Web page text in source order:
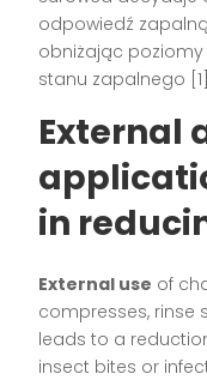
odpowiedź
obniżając
stanu zapalnego
External
in
External use of
compresses, rinse
leads to a
insect bites or